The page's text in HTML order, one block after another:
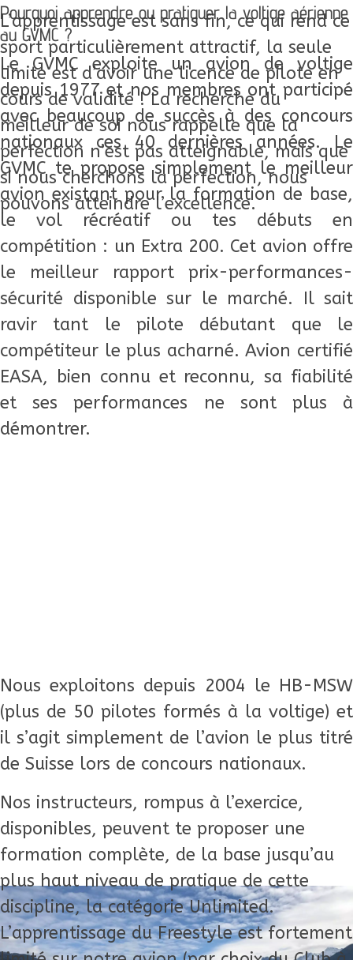
L’apprentissage est sans fin, ce qui rend ce
sport particulièrement attractif, la seule
limite est d’avoir une licence de pilote en
cours de validité ! La recherche du
meilleur de soi nous rappelle que la
perfection n’est pas atteignable, mais que
si nous cherchons la perfection, nous
pouvons atteindre l’excellence.
Pourquoi apprendre ou pratiquer la voltige aérienne
au GVMC ?
Le GVMC exploite un avion de voltige
depuis 1977 et nos membres ont participé
avec beaucoup de succès à des concours
nationaux ces 40 dernières années. Le
GVMC te propose simplement le meilleur
avion existant pour la formation de base,
le vol récréatif ou tes débuts en
compétition : un Extra 200. Cet avion offre
le meilleur rapport prix-performances-
sécurité disponible sur le marché. Il sait
ravir tant le pilote débutant que le
compétiteur le plus acharné. Avion certifié
EASA, bien connu et reconnu, sa fiabilité
et ses performances ne sont plus à
démontrer.
Nous exploitons depuis 2004 le HB-MSW
(plus de 50 pilotes formés à la voltige) et
il s’agit simplement de l’avion le plus titré
de Suisse lors de concours nationaux.
Nos instructeurs, rompus à l’exercice,
disponibles, peuvent te proposer une
formation complète, de la base jusqu’au
plus haut niveau de pratique de cette
discipline, la catégorie Unlimited.
L’apprentissage du Freestyle est fortement